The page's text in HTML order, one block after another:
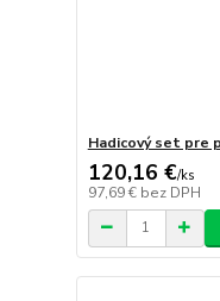
Hadicový set pre
120,16 €/ks
97,69 € bez DPH